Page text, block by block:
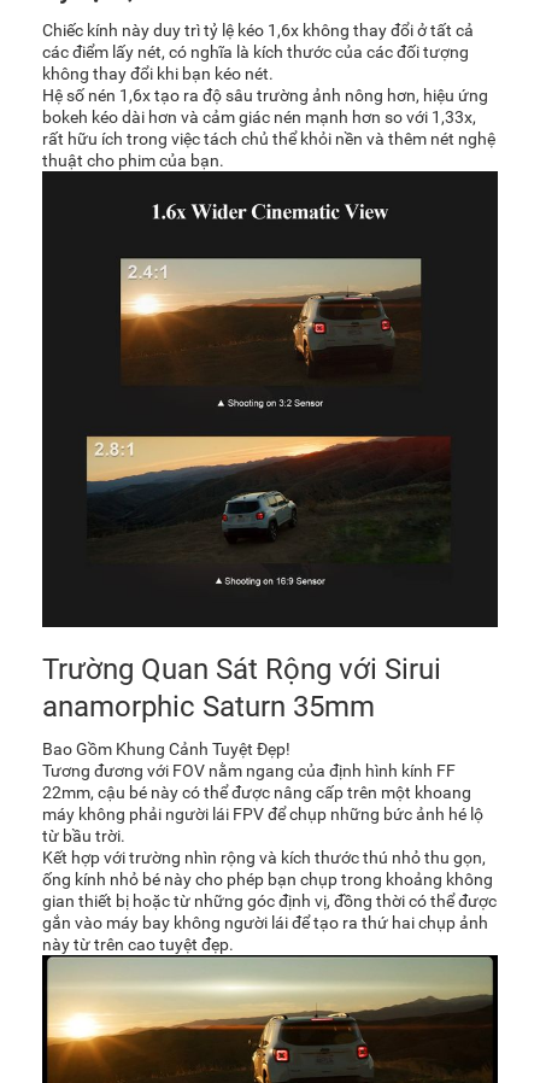
Chiếc kính này duy trì tỷ lệ kéo 1,6x không thay đổi ở tất cả
các điểm lấy nét, có nghĩa là kích thước của các đối tượng
không thay đổi khi bạn kéo nét.
Hệ số nén 1,6x tạo ra độ sâu trường ảnh nông hơn, hiệu ứng
bokeh kéo dài hơn và cảm giác nén mạnh hơn so với 1,33x,
rất hữu ích trong việc tách chủ thể khỏi nền và thêm nét nghệ
thuật cho phim của bạn.
Trường Quan Sát Rộng với Sirui
anamorphic Saturn 35mm
Bao Gồm Khung Cảnh Tuyệt Đẹp!
Tương đương với FOV nằm ngang của định hình kính FF
22mm, cậu bé này có thể được nâng cấp trên một khoang
máy không phải người lái FPV để chụp những bức ảnh hé lộ
từ bầu trời.
Kết hợp với trường nhìn rộng và kích thước thú nhỏ thu gọn,
ống kính nhỏ bé này cho phép bạn chụp trong khoảng không
gian thiết bị hoặc từ những góc định vị, đồng thời có thể được
gắn vào máy bay không người lái để tạo ra thứ hai chụp ảnh
này từ trên cao tuyệt đẹp.